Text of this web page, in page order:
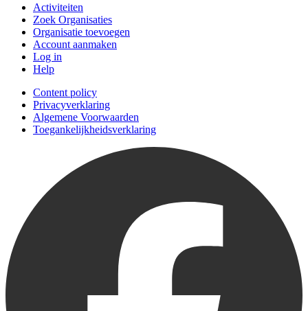
Activiteiten
Zoek Organisaties
Organisatie toevoegen
Account aanmaken
Log in
Help
Content policy
Privacyverklaring
Algemene Voorwaarden
Toegankelijkheidsverklaring